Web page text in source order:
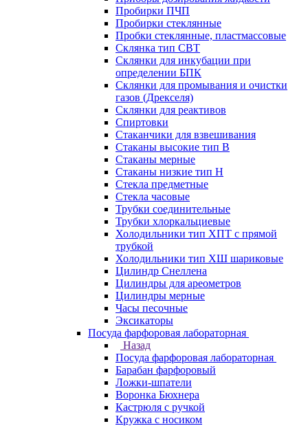
Пробирки ПЧП
Пробирки стеклянные
Пробки стеклянные, пластмассовые
Склянка тип СВТ
Склянки для инкубации при
определении БПК
Склянки для промывания и очистки
газов (Дрекселя)
Склянки для реактивов
Спиртовки
Стаканчики для взвешивания
Стаканы высокие тип В
Стаканы мерные
Стаканы низкие тип Н
Стекла предметные
Стекла часовые
Трубки соединительные
Трубки хлоркальциевые
Холодильники тип ХПТ с прямой
трубкой
Холодильники тип ХШ шариковые
Цилиндр Снеллена
Цилиндры для ареометров
Цилиндры мерные
Часы песочные
Эксикаторы
Посуда фарфоровая лабораторная
Назад
Посуда фарфоровая лабораторная
Барабан фарфоровый
Ложки-шпатели
Воронка Бюхнера
Кастрюля с ручкой
Кружка с носиком